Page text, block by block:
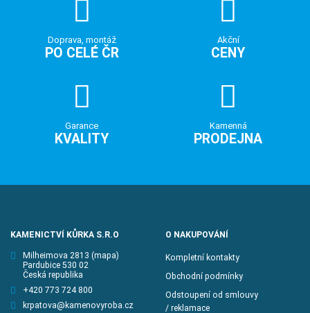
Doprava, montáž
PO CELÉ ČR
Akční
CENY
Garance
KVALITY
Kamenná
PRODEJNA
KAMENICTVÍ KŮRKA S.R.O
Milheimova 2813 (mapa)
Pardubice 530 02
Česká republika
+420 773 724 800
krpatova@kamenovyroba.cz
O NAKUPOVÁNÍ
Kompletní kontakty
Obchodní podmínky
Odstoupení od smlouvy
/ reklamace